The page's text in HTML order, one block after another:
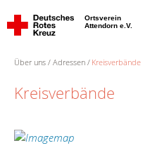
Ortsverein
Attendorn e.V.
Über uns Adressen Kreisverbände
Kreisverbände